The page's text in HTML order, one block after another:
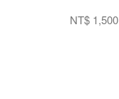
NT$ 1,500